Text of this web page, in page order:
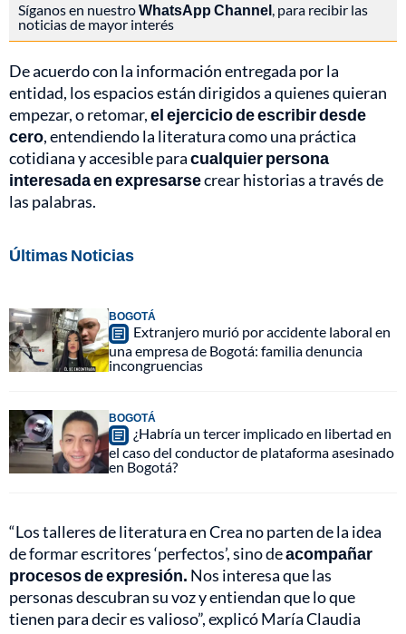
Síganos en nuestroWhatsApp Channel, para recibir las
noticias de mayor interés
De acuerdo con la información entregada por la
entidad, los espacios están dirigidos a quienes quieran
empezar, o retomar,el ejercicio de escribir desde
cero, entendiendo la literatura como una práctica
cotidiana y accesible paracualquier persona
interesada en expresarsecrear historias a través de
las palabras.
Últimas Noticias
BOGOTÁ
Extranjero murió por accidente laboral en
una empresa de Bogotá: familia denuncia
incongruencias
BOGOTÁ
¿Habría un tercer implicado en libertad en
el caso del conductor de plataforma asesinado
en Bogotá?
“Los talleres de literatura en Crea no parten de la idea
de formar escritores ‘perfectos’, sino deacompañar
procesos de expresión. Nos interesa que las
personas descubran su voz y entiendan que lo que
tienen para decir es valioso”, explicó María Claudia